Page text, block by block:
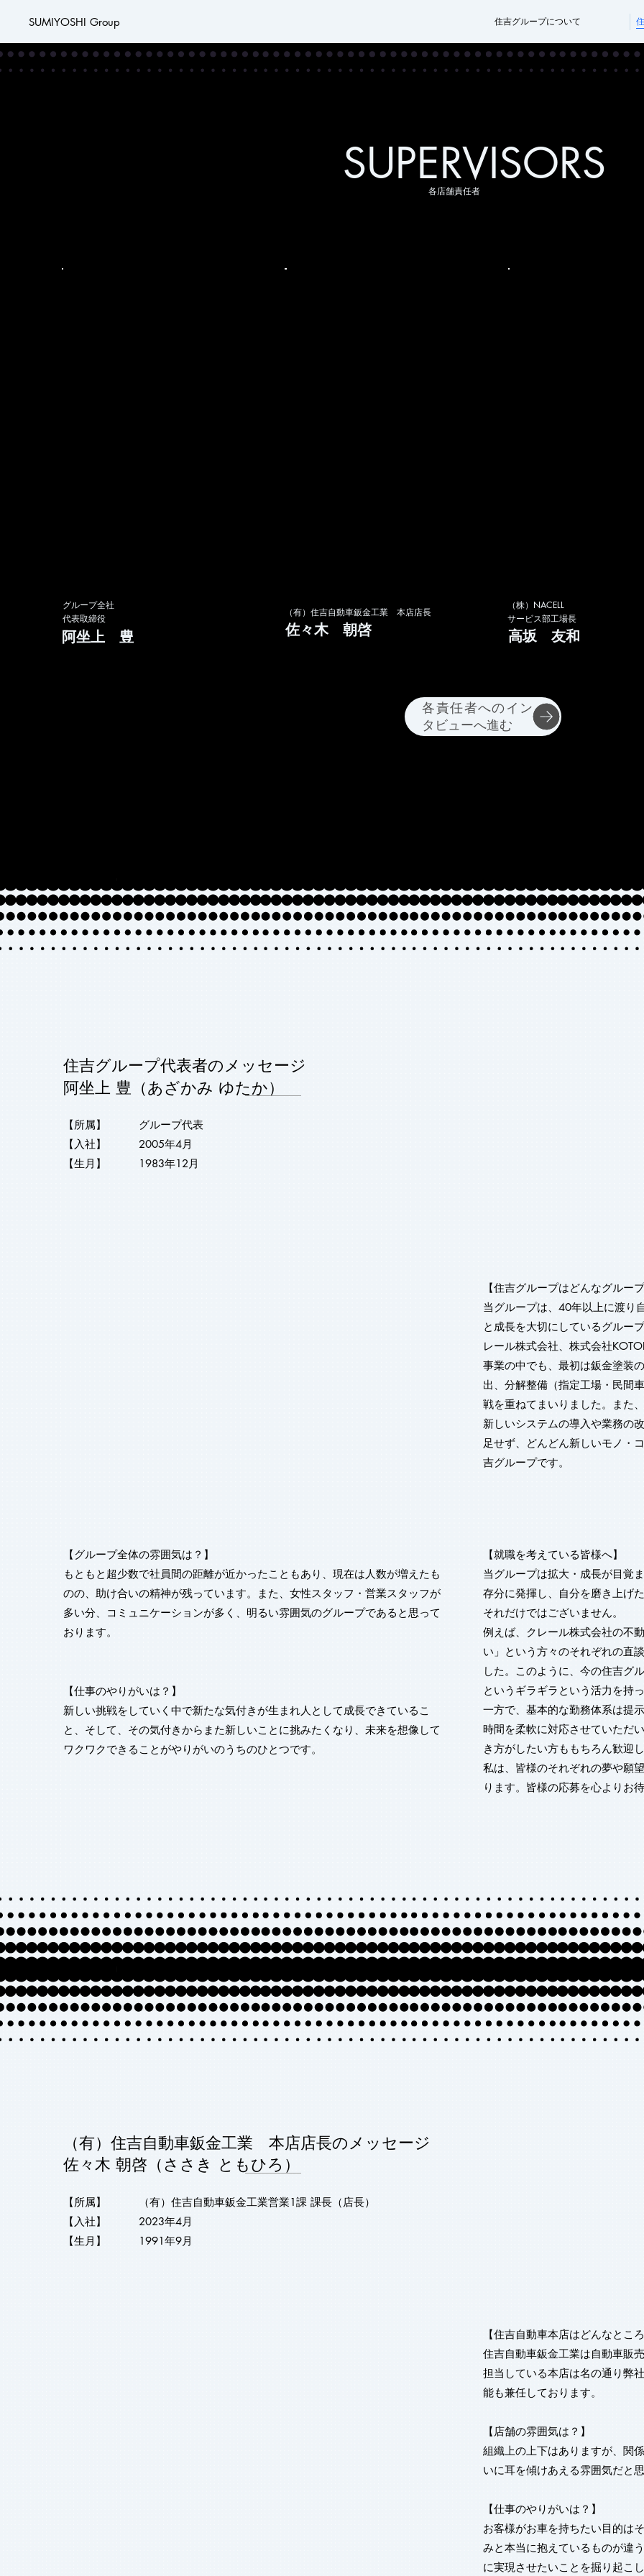
SUMIYOSHI Group 住吉グループについて
SUPERVISORS
​各店舗責任者
グループ全社
代表取締役
阿坐上 豊
​（有）住吉自動車鈑金工業 本店店長
佐々木 朝啓
​（株）NACELL
サービス部工場長
高坂 友和
各責任者へのイン
タビューへ進む
住吉グループ代表者のメッセージ
阿坐上 豊（あざかみ ゆたか）
【所属】 グループ代表
【入社】 2005年4月
【生月】 1983年12月
【住吉グループはどんなグル
当グループは、40年以上に渡り
と成長を大切にしているグルー
レール株式会社、株式会社
事業の中でも、最初は鈑金塗装
出、分解整備（指定工場・民間
戦を重ねてまいりました。また
新しいシステムの導入や業務の
足せず、どんどん新しいモノ・
吉グループです。
【グループ全体の雰囲気は？】
もともと超少数で社員間の距離が近かったこともあり、現在は人数が増えたも
のの、助け合いの精神が残っています。また、女性スタッフ・営業スタッフが
多い分、コミュニケーションが多く、明るい雰囲気のグループであると思って
おります。
【仕事のやりがいは？】
新しい挑戦をしていく中で新たな気付きが生まれ人として成長できているこ
と、そして、その気付きからまた新しいことに挑みたくなり、未来を想像して
ワクワクできることがやりがいのうちのひとつです。
【就職を考えている皆様へ】
当グループは拡大・成長が目覚
存分に発揮し、自分を磨き上げ
それだけではございません。
例えば、クレール株式会社の不
い」という方々のそれぞれの直
した。このように、今の住吉グ
というギラギラという活力を持
一方で、基本的な勤務体系は提
時間を柔軟に対応させていただ
き方がしたい方ももちろん歓迎
私は、皆様のそれぞれの夢や願
ります。皆様の応募を心よりお
（有）住吉自動車鈑金工業 本店店長のメッセージ
佐々木 朝啓（ささき ともひろ）
【所属】 （有）住吉自動車鈑金工業営業1課 課長（店長）
【入社】 2023年4月
【生月】 1991年9月
【住吉自動車本店はどんなとこ
住吉自動車鈑金工業は自動車販
担当している本店は名の通り弊
能も兼任しております。
【店舗の雰囲気は？】
組織上の上下はありますが、関
いに耳を傾けあえる雰囲気だと
【仕事のやりがいは？】
お客様がお車を持ちたい目的は
みと本当に抱えているものが違
に実現させたいことを掘り起こ